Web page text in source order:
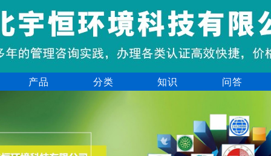
产品 分类 知识 问答